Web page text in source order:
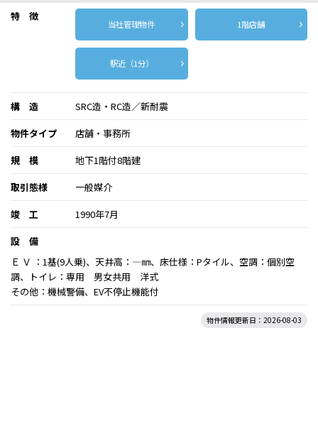
特 徴
当社管理物件 1階店舗
駅近（1分）
構 造
SRC造・RC造／新耐震
物件タイプ
店舗・事務所
規 模
地下1階付8階建
取引態様
一般媒介
竣 工
1990年7月
設 備
Ｅ Ｖ ：1基(9人乗)、天井高：―㎜、床仕様：Pタイル、空調：個別空
調、トイレ：専用 男女共用 洋式
その他：機械警備、EV不停止機能付
物件情報更新日：2026-08-03